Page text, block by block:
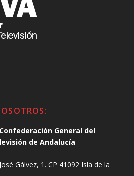
General del
de Andalucía
Gálvez, 1. CP 41092 Isla de la